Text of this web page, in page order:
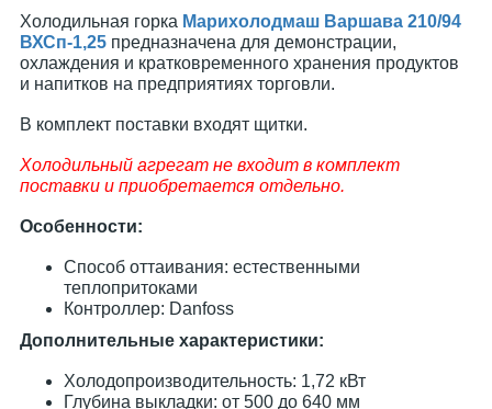
Холодильная горка Марихолодмаш Варшава 210/94
ВХСп-1,25 предназначена для демонстрации,
охлаждения и кратковременного хранения продуктов
и напитков на предприятиях торговли.
В комплект поставки входят щитки.
Холодильный агрегат не входит в комплект
поставки и приобретается отдельно.
Особенности:
Способ оттаивания: естественными
теплопритоками
Контроллер: Danfoss
Дополнительные характеристики:
Холодопроизводительность: 1,72 кВт
Глубина выкладки: от 500 до 640 мм